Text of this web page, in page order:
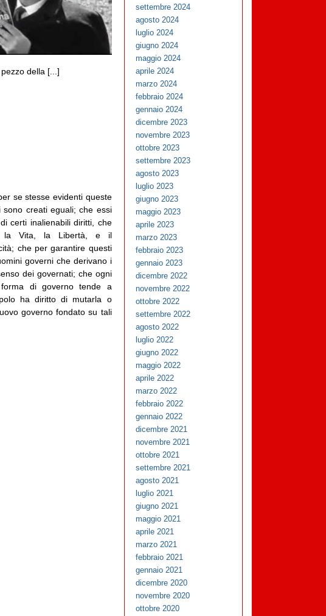
della [...]
se stesse evidenti queste
creati eguali; che essi
certi inalienabili diritti, che
la Vita, la Libertà, e il
che per garantire questi
governi che derivano i
dei governati; che ogni
di governo tende a
ha diritto di mutarla o
governo fondato su tali
settembre 2024
agosto 2024
luglio 2024
giugno 2024
maggio 2024
aprile 2024
marzo 2024
febbraio 2024
gennaio 2024
dicembre 2023
novembre 2023
ottobre 2023
settembre 2023
agosto 2023
luglio 2023
giugno 2023
maggio 2023
aprile 2023
marzo 2023
febbraio 2023
gennaio 2023
dicembre 2022
novembre 2022
ottobre 2022
settembre 2022
agosto 2022
luglio 2022
giugno 2022
maggio 2022
aprile 2022
marzo 2022
febbraio 2022
gennaio 2022
dicembre 2021
novembre 2021
ottobre 2021
settembre 2021
agosto 2021
luglio 2021
giugno 2021
maggio 2021
aprile 2021
marzo 2021
febbraio 2021
gennaio 2021
dicembre 2020
novembre 2020
ottobre 2020